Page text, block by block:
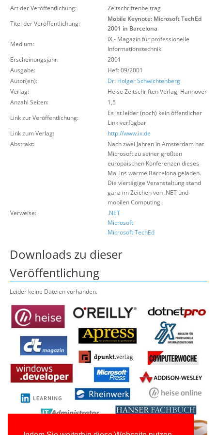
Über uns
Suche
Art der Veröffentlichung:
Zeitschriftenbeitrag
Titel der Veröffentlichung:
Mobile Keynote: Microsoft TechEd
2001 in Barcelona
Medium:
iX - Magazin für professionelle
Informationstechnik
Erscheinungsjahr:
2001
Ausgabe:
Heft 09/2001
Autor(en):
Dr. Holger Schwichtenberg
Verlag:
Heise Zeitschriften Verlag, Hannover
Anzahl Seiten:
1,5
Link zur Veröffentlichung:
Es ist leider (noch) kein öffentlicher
Link verfügbar.
Link zum Verlag:
http://www.ix.de
Abstrakt:
Nach zwei Jahren in Amsterdam hat
Microsoft zu seiner größten
europäischen Konferenzen dieses
Mal ins warme Barcelona geladen.
Die viertägige Veranstaltung stand
ganz im Zeichen von .NET und
mobilen Computing.
Verweise:
.NET
Microsoft
Microsoft TechEd
Downloads zu dieser
Veröffentlichung
Leider keine Dateien vorhanden.